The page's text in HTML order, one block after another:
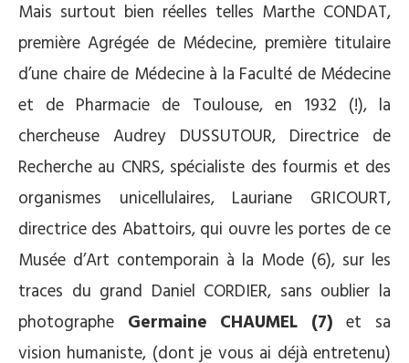
Mais surtout bien réelles telles Marthe CONDAT,
première Agrégée de Médecine, première titulaire
d’une chaire de Médecine à la Faculté de Médecine
et de Pharmacie de Toulouse, en 1932 (!), la
chercheuse Audrey DUSSUTOUR, Directrice de
Recherche au CNRS, spécialiste des fourmis et des
organismes unicellulaires, Lauriane GRICOURT,
directrice des Abattoirs, qui ouvre les portes de ce
Musée d’Art contemporain à la Mode (6), sur les
traces du grand Daniel CORDIER, sans oublier la
photographe Germaine CHAUMEL (7) et sa
vision humaniste, (dont je vous ai déjà entretenu)